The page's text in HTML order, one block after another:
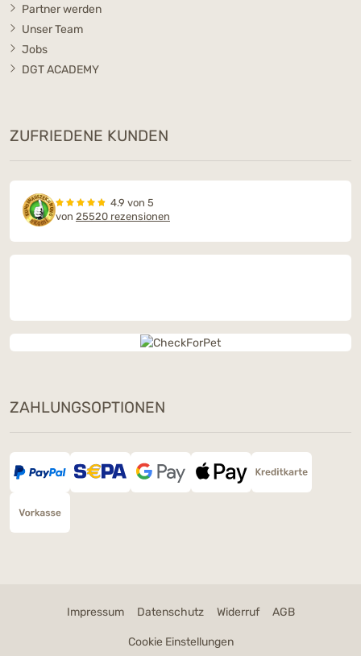
Partner werden
Unser Team
Jobs
DGT ACADEMY
ZUFRIEDENE KUNDEN
4.9 von 5
von 25520 rezensionen
ZAHLUNGSOPTIONEN
Impressum Datenschutz Widerruf AGB
Cookie Einstellungen